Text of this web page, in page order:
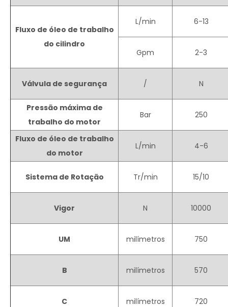
Fluxo de óleo de trabalho
do cilindro
L/min 6-13
Gpm 2-3
Válvula de segurança / N
Pressão máxima de
trabalho do motor
Bar 250
Fluxo de óleo de trabalho
do motor
L/min 4-6
Sistema de Rotação Tr/min 15/10
Vigor N 10000
UM milímetros 750
B milímetros 570
C milímetros 720